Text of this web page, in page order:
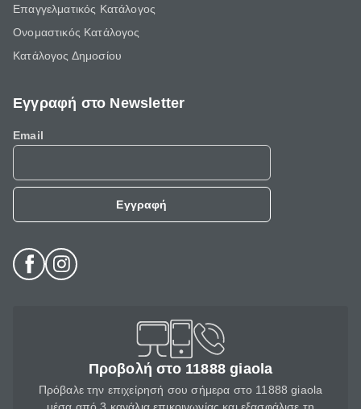
Επαγγελματικός Κατάλογος
Ονομαστικός Κατάλογος
Κατάλογος Δημοσίου
Εγγραφή στο Newsletter
Email
Εγγραφή
Προβολή στο 11888 giaola
Πρόβαλε την επιχείρησή σου σήμερα στο 11888 giaola